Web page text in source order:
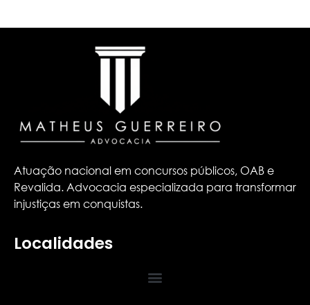
Atuação nacional em concursos públicos, OAB e
Revalida. Advocacia especializada para transformar
injustiças em conquistas.
Localidades